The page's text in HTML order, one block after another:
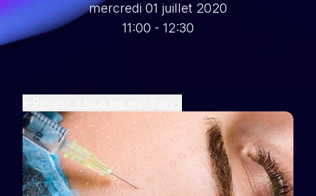
mercredi 01 juillet 2020
11:00 - 12:30